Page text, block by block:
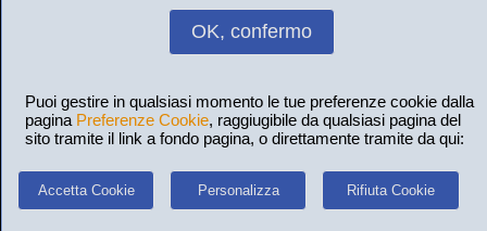
OK, confermo
Puoi gestire in qualsiasi momento le tue preferenze cookie dalla
pagina Preferenze Cookie, raggiugibile da qualsiasi pagina del
sito tramite il link a fondo pagina, o direttamente tramite da qui:
Accetta Cookie Personalizza Rifiuta Cookie